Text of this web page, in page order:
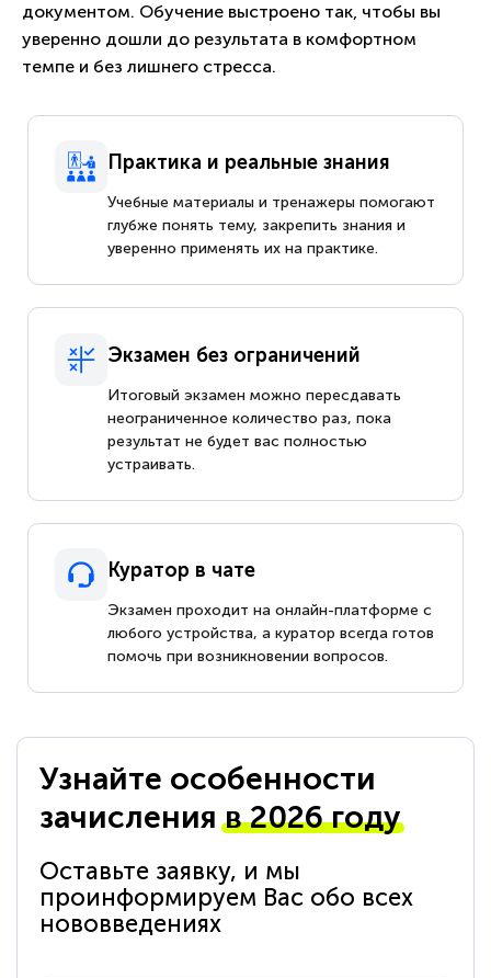
документом. Обучение выстроено так, чтобы вы
уверенно дошли до результата в комфортном
темпе и без лишнего стресса.
Практика и реальные знания
Учебные материалы и тренажеры помогают
глубже понять тему, закрепить знания и
уверенно применять их на практике.
Экзамен без ограничений
Итоговый экзамен можно пересдавать
неограниченное количество раз, пока
результат не будет вас полностью
устраивать.
Куратор в чате
Экзамен проходит на онлайн-платформе с
любого устройства, а куратор всегда готов
помочь при возникновении вопросов.
Узнайте особенности
зачисленияв 2026 году
Оставьте заявку, и мы
проинформируем Вас обо всех
нововведениях